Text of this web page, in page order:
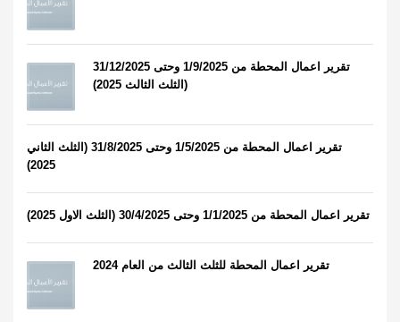
تقرير اعمال المحطة من 1/9/2025 وحتى 31/12/2025
(الثلث الثالث 2025)
تقرير اعمال المحطة من 1/5/2025 وحتى 31/8/2025 (الثلث الثاني
2025)
تقرير اعمال المحطة من 1/1/2025 وحتى 30/4/2025 (الثلث الاول 2025)
تقرير اعمال المحطة للثلث الثالث من العام 2024